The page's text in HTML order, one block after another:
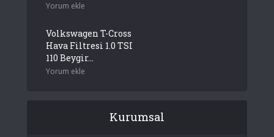
Yorum ekle
Volkswagen T-Cross
Hava Filtresi 1.0 TSI
110 Beygir...
Yorum ekle
Kurumsal